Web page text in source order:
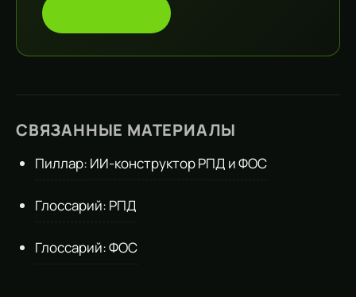
СВЯЗАННЫЕ МАТЕРИАЛЫ
Пиллар: ИИ-конструктор РПД и ФОС
Глоссарий: РПД
Глоссарий: ФОС